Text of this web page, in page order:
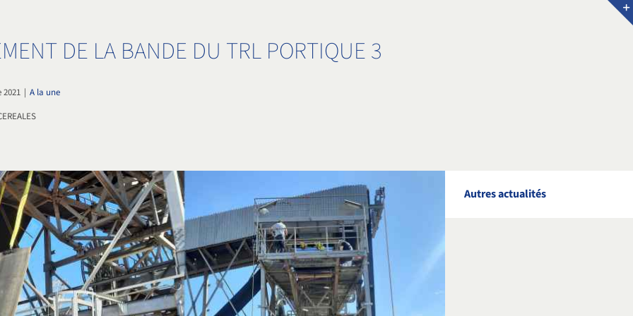
DE LA BANDE DU TRL PORTIQUE 3
2021 | A la une
Autres actualités